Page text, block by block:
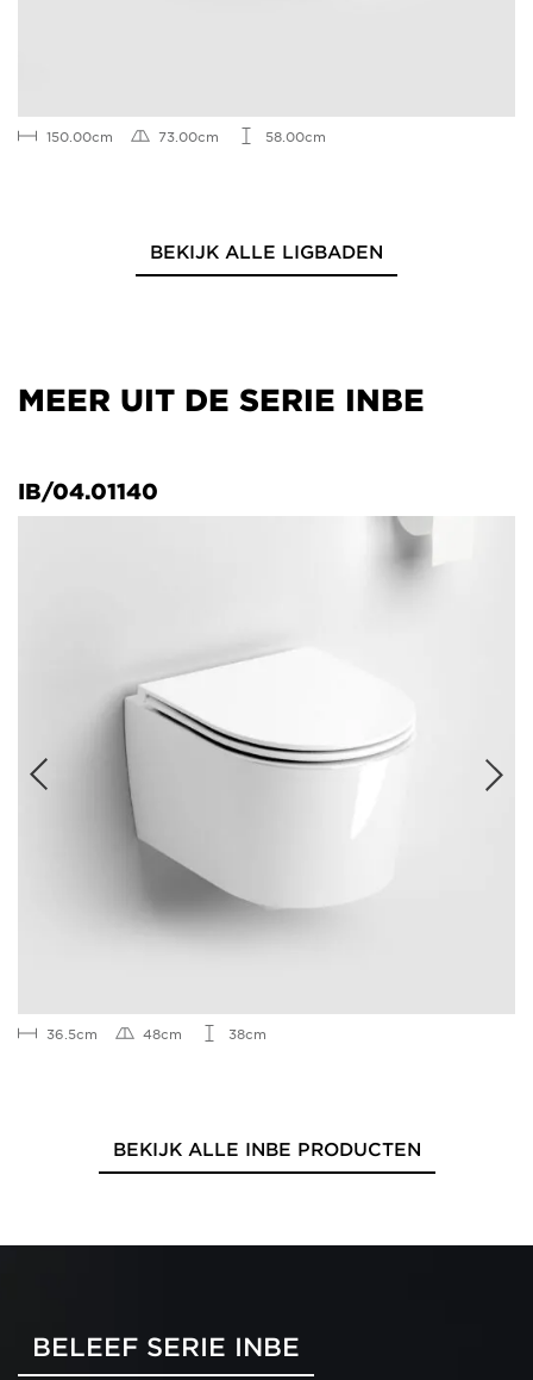
150.00cm 73.00cm 58.00cm
BEKIJK ALLE LIGBADEN
MEER UIT DE SERIE INBE
IB/04.01140
36.5cm 48cm 38cm
BEKIJK ALLE INBE PRODUCTEN
BELEEF SERIE INBE